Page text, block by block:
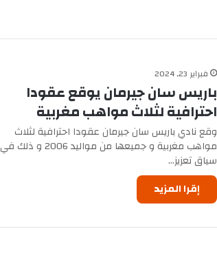
فبراير 23, 2024
باريس سان جيرمان يوقع عقودا
احترافية لثلاث مواهب مغربية
وقع نادي باريس سان جيرمان عقودا احترافية لثلاث
مواهب مغربية و جميعها من مواليد 2006 و ذلك في
سياق تعزيز…
إقرا المزيد